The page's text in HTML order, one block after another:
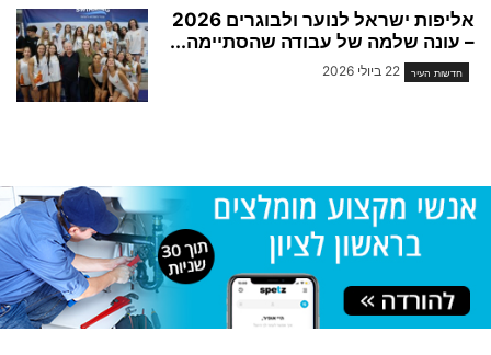
אליפות ישראל לנוער ולבוגרים 2026
– עונה שלמה של עבודה שהסתיימה...
חדשות העיר 22 ביולי 2026